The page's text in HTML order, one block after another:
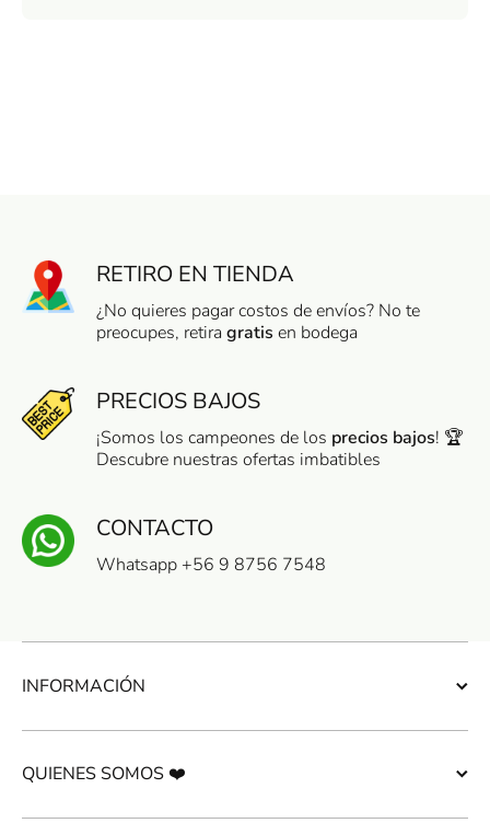
RETIRO EN TIENDA
¿No quieres pagar costos de envíos? No te
preocupes, retira gratis en bodega
PRECIOS BAJOS
¡Somos los campeones de los precios bajos! 🏆
Descubre nuestras ofertas imbatibles
CONTACTO
Whatsapp +56 9 8756 7548
INFORMACIÓN
QUIENES SOMOS ❤️